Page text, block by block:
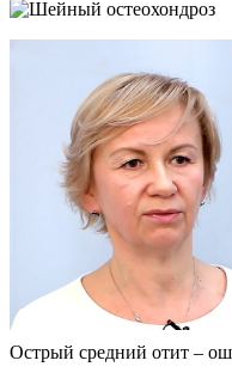
Острый средний отит –